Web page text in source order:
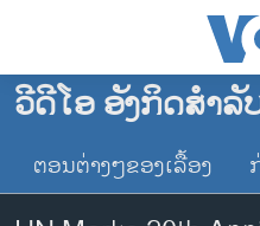
ເຂົ້າ
ຂ້າມ
ໂຮມເພຈ
ລາວ
ວີດີໂອ ອັງກິດສຳລັ
ຕອນຕ່າງໆຂອງເລື້ອງ